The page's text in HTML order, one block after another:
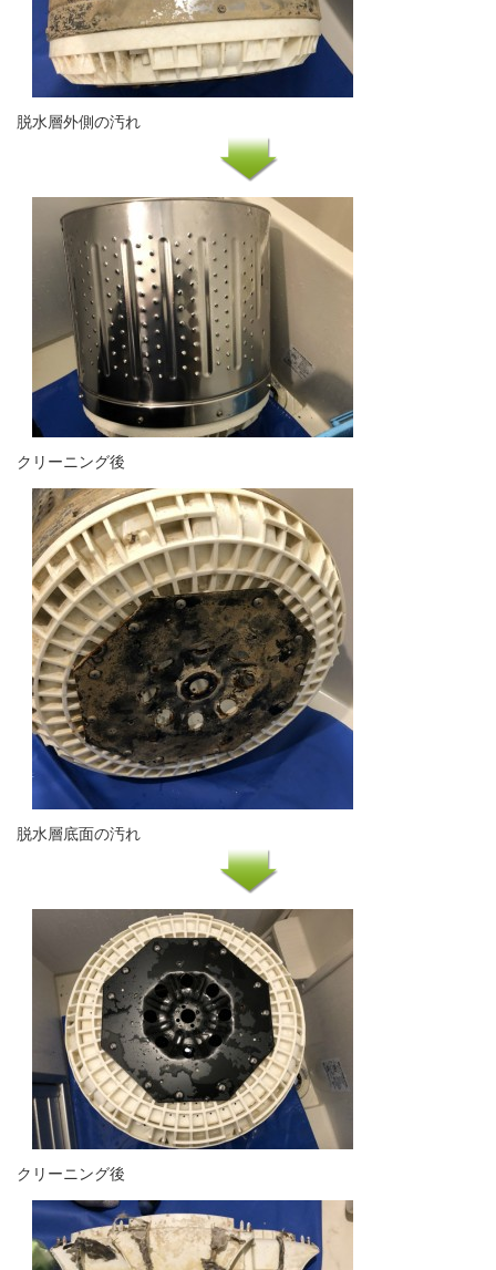
脱水層外側の汚れ
クリーニング後
脱水層底面の汚れ
クリーニング後